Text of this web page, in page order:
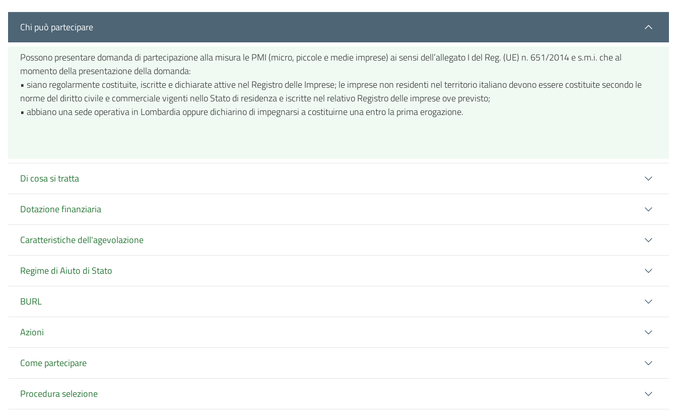
Chi può partecipare
Possono presentare domanda di partecipazione alla misura le PMI (micro, piccole e medie imprese) ai sensi dell’allegato I del Reg. (UE) n. 651/2014 e s.m.i. che al
momento della presentazione della domanda:
• siano regolarmente costituite, iscritte e dichiarate attive nel Registro delle Imprese; le imprese non residenti nel territorio italiano devono essere costituite secondo le
norme del diritto civile e commerciale vigenti nello Stato di residenza e iscritte nel relativo Registro delle imprese ove previsto;
• abbiano una sede operativa in Lombardia oppure dichiarino di impegnarsi a costituirne una entro la prima erogazione.
Di cosa si tratta
Dotazione finanziaria
Caratteristiche dell'agevolazione
Regime di Aiuto di Stato
BURL
Azioni
Come partecipare
Procedura selezione